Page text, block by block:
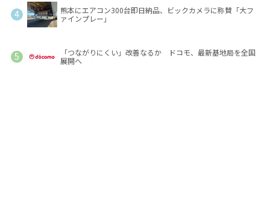
熊本にエアコン300台即日納品、ビックカメラに称賛「大フ
ァインプレー」
「つながりにくい」改善なるか ドコモ、最新基地局を全国
展開へ